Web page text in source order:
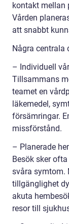
kontakt mellan
Vården
att snabbt
Några centrala
– Individuell
Tillsammans
teamet en
läkemedel,
försämringar.
missförstånd.
– Planerade
Besök sker
svåra symtom.
tillgänglighet
akuta
resor till